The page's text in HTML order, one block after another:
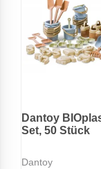
Dantoy
Set, 50 Stück
Dantoy